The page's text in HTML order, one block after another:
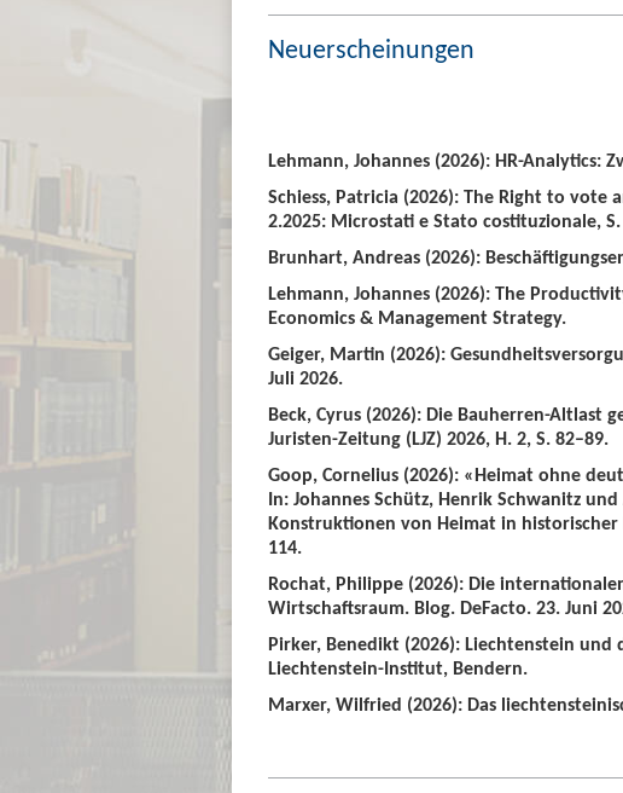
Neuerscheinungen
Lehmann, Johannes (2026): HR-Analytics:
Schiess, Patricia (2026): The Right to
2.2025: Microstati e Stato costituzionale, S.
Brunhart, Andreas (2026):
Lehmann, Johannes (2026): The
Economics & Management Strategy.
Geiger, Martin (2026):
Juli 2026.
Beck, Cyrus (2026): Die Bauherren-Altlast
Juristen-Zeitung (LJZ) 2026, H. 2, S. 82–89.
Goop, Cornelius (2026): «Heimat ohne
In: Johannes Schütz, Henrik Schwanitz
Konstruktionen von Heimat in historischer
114.
Rochat, Philippe (2026): Die
Wirtschaftsraum. Blog. DeFacto. 23. Juni
Pirker, Benedikt (2026): Liechtenstein und
Liechtenstein-Institut, Bendern.
Marxer, Wilfried (2026): Das